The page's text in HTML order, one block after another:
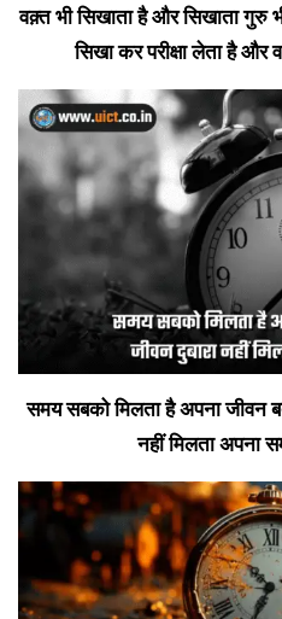
वक़्त भी सिखाता है और सिखाता गुरु
सिखा कर परीक्षा लेता है और
समय सबको मिलता है अपना जीवन
नहीं मिलता अपना